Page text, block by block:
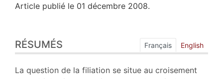
Article publié le 01 décembre 2008.
Texte
Bibliographie
Notes
RÉSUMÉS Français English
La question de la filiation se situe au croisement